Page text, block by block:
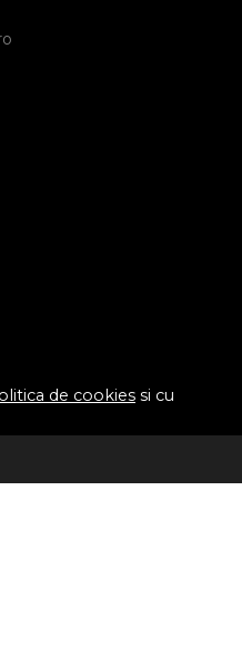
de cookies si cu